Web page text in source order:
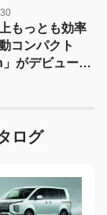
もっとも効率
コンパクト
」がデビュー前
ログ